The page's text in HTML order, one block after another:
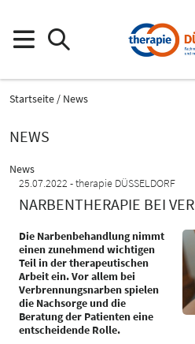
Startseite
News
NEWS
News
25.07.2022
therapie DÜSSELDORF
NARBENTHERAPIE BEI
Die Narbenbehandlung nimmt
einen zunehmend wichtigen
Teil in der therapeutischen
Arbeit ein. Vor allem bei
Verbrennungsnarben spielen
die Nachsorge und die
Beratung der Patienten eine
entscheidende Rolle.